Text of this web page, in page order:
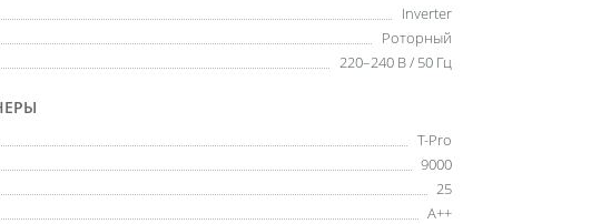
Inverter
Роторный
220–240 В / 50 Гц
T-Pro
9000
25
A++